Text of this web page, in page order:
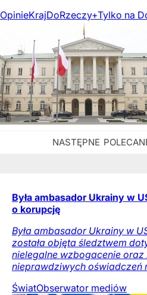
OpinieKrajDoRzeczy+Tylko na
Była ambasador Ukrainy w
o korupcję
Była ambasador Ukrainy w
została objęta śledztwem
nielegalne wzbogacenie oraz
nieprawdziwych oświadczeń
ŚwiatObserwator mediów